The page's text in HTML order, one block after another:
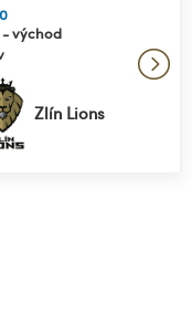
- východ
Zlín Lions